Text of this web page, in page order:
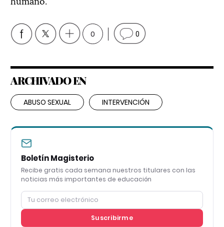
0 0
ARCHIVADO EN
ABUSO SEXUAL INTERVENCIÓN
Boletín Magisterio
Recibe gratis cada semana nuestros titulares con las
noticias más importantes de educación
Suscribirme